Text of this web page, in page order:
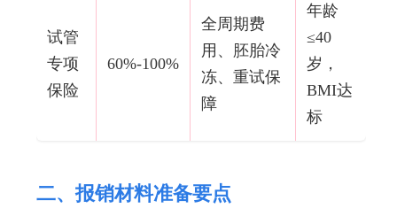
试管
专项
保险
60%-100%
全周期费
用、胚胎冷
冻、重试保
障
年龄
≤40
岁，
BMI达
标
二、报销材料准备要点